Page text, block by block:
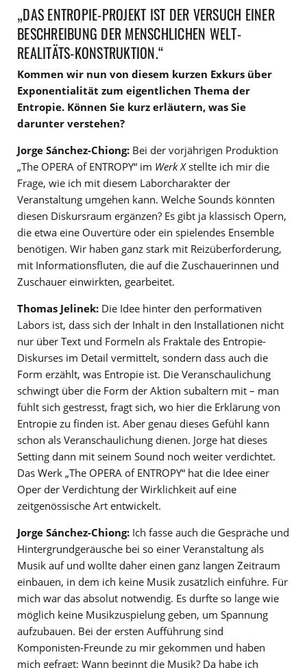
„DAS ENTROPIE-PROJEKT IST DER VERSUCH EINER
BESCHREIBUNG DER MENSCHLICHEN WELT-
REALITÄTS-KONSTRUKTION.“
Kommen wir nun von diesem kurzen Exkurs über
Exponentialität zum eigentlichen Thema der
Entropie. Können Sie kurz erläutern, was Sie
darunter verstehen?
Jorge Sánchez-Chiong: Bei der vorjährigen Produktion
„The OPERA of ENTROPY“ im Werk Xstellte ich mir die
Frage, wie ich mit diesem Laborcharakter der
Veranstaltung umgehen kann. Welche Sounds könnten
diesen Diskursraum ergänzen? Es gibt ja klassisch Opern,
die etwa eine Ouvertüre oder ein spielendes Ensemble
benötigen. Wir haben ganz stark mit Reizüberforderung,
mit Informationsfluten, die auf die Zuschauerinnen und
Zuschauer einwirkten, gearbeitet.
Thomas Jelinek: Die Idee hinter den performativen
Labors ist, dass sich der Inhalt in den Installationen nicht
nur über Text und Formeln als Fraktale des Entropie-
Diskurses im Detail vermittelt, sondern dass auch die
Form erzählt, was Entropie ist. Die Veranschaulichung
schwingt über die Form der Aktion subaltern mit – man
fühlt sich gestresst, fragt sich, wo hier die Erklärung von
Entropie zu finden ist. Aber genau dieses Gefühl kann
schon als Veranschaulichung dienen. Jorge hat dieses
Setting dann mit seinem Sound noch weiter verdichtet.
Das Werk „The OPERA of ENTROPY“ hat die Idee einer
Oper der Verdichtung der Wirklichkeit auf eine
zeitgenössische Art entwickelt.
Jorge Sánchez-Chiong: Ich fasse auch die Gespräche und
Hintergrundgeräusche bei so einer Veranstaltung als
Musik auf und wollte daher einen ganz langen Zeitraum
einbauen, in dem ich keine Musik zusätzlich einführe. Für
mich war das absolut notwendig. Es durfte so lange wie
möglich keine Musikzuspielung geben, um Spannung
aufzubauen. Bei der ersten Aufführung sind
Komponisten-Freunde zu mir gekommen und haben
mich gefragt: Wann beginnt die Musik? Da habe ich